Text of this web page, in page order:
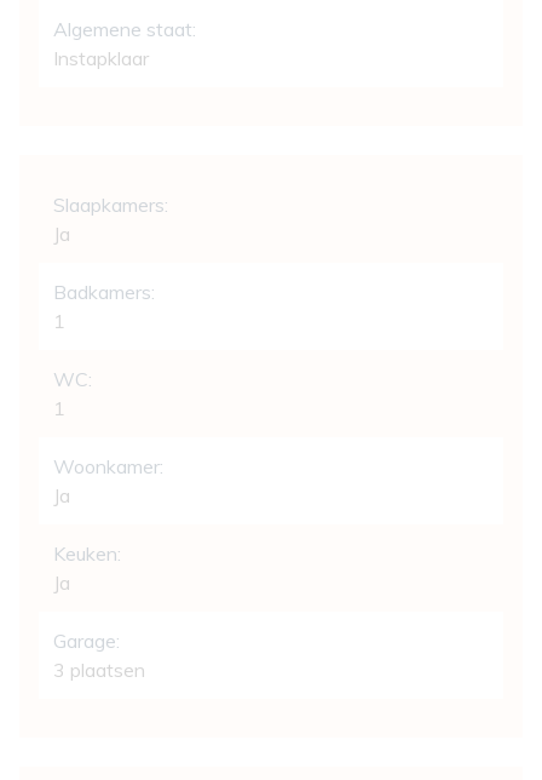
Algemene staat:
Instapklaar
Slaapkamers:
Ja
Badkamers:
1
WC:
1
Woonkamer:
Ja
Keuken:
Ja
Garage:
3 plaatsen